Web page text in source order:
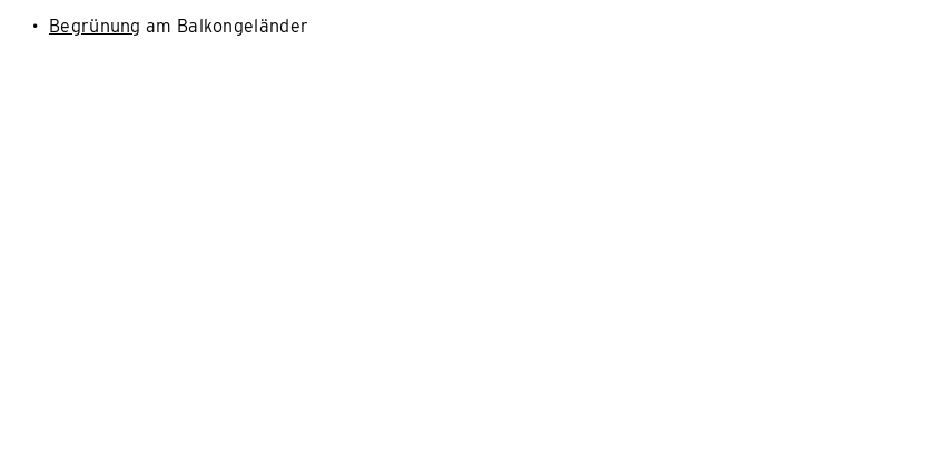
Begrünung am Balkongeländer